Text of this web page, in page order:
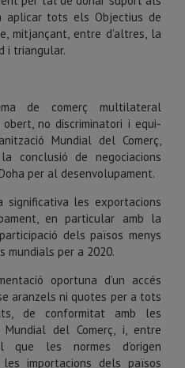
aplicar tots els Objectius de
mitjançant, entre d’altres, la
i triangular.
de comerç multilateral
obert, no discriminatori i equi­
Mundial del Comerç,
conclusió de negociacions
per al desenvolupament.
significativa les exportacions
en particular amb la
dels països menys
mundials per a 2020.
oportuna d’un accés
aranzels ni quotes per a tots
de conformitat amb les
Mundial del Comerç, i, entre
les normes d’origen
importacions dels països